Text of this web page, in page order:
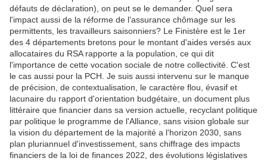
défauts de déclaration), on peut se le demander. Quel sera
l'impact aussi de la réforme de l'assurance chômage sur les
permittents, les travailleurs saisonniers? Le Finistère est le 1er
des 4 départements bretons pour le montant d'aides versés aux
allocataires du RSA rapporte a la population, ce qui dit
l'importance de cette vocation sociale de notre collectivité. C'est
le cas aussi pour la PCH. Je suis aussi intervenu sur le manque
de précision, de contextualisation, le caractère flou, évasif et
lacunaire du rapport d'orientation budgétaire, un document plus
littéraire que financier dans sa version actuelle, recyclant politique
par politique le programme de l'Alliance, sans vision globale sur
la vision du département de la majorité a l'horizon 2030, sans
plan pluriannuel d'investissement, sans chiffrage des impacts
financiers de la loi de finances 2022, des évolutions législatives